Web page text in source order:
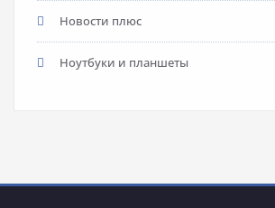
Новости плюс
Ноутбуки и планшеты